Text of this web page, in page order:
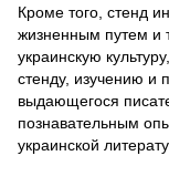
Кроме того, стенд
жизненным путем и
украинскую
стенду, изучению и
выдающегося
познавательным
украинской